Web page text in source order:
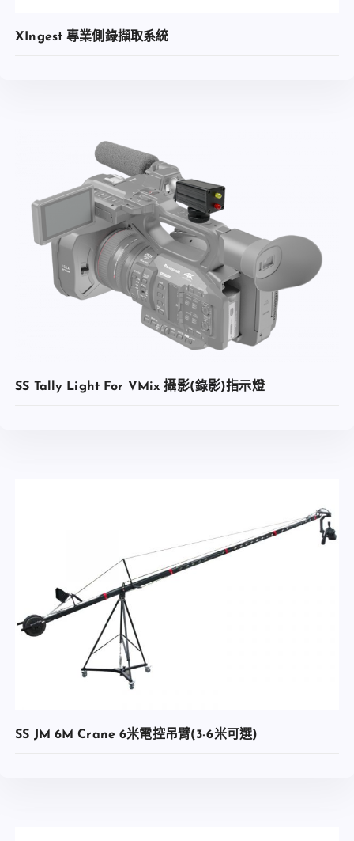
加入收藏
XIngest 專業側錄擷取系統
加入收藏
SS Tally Light For VMix 攝影(錄影)指示燈
SS JM 6M Crane 6米電控吊臂(3-6米可選)